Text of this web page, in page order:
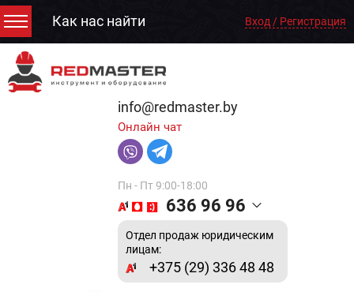
Как нас найти Вход / Регистрация
info@redmaster.by
Онлайн чат
Пн - Пт 9:00-18:00
636 96 96
Отдел продаж юридическим
лицам:
+375 (29) 336 48 48